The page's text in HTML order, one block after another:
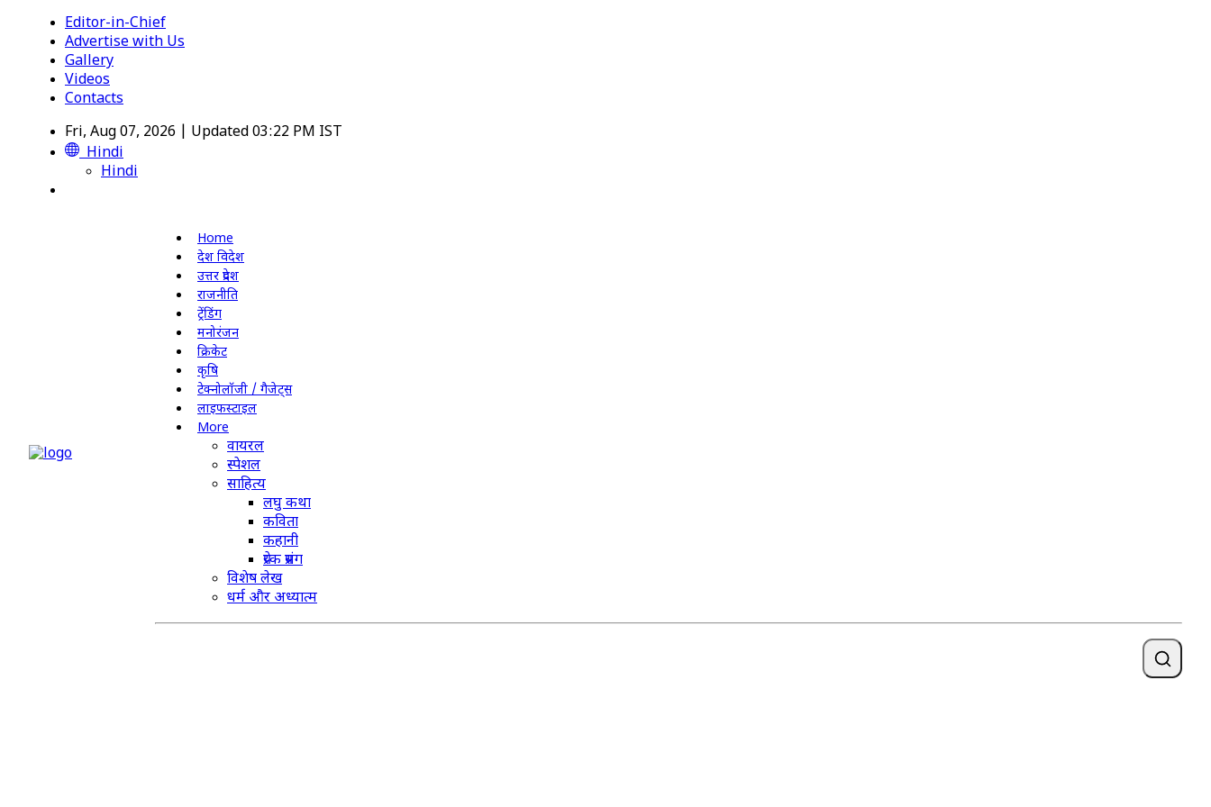
Editor-in-Chief
Advertise with Us
Gallery
Videos
Contacts
Fri, Aug 07, 2026 | Updated 03:22 PM IST
Hindi
Hindi
Home
देश विदेश
उत्तर प्रदेश
राजनीति
ट्रेंडिंग
मनोरंजन
क्रिकेट
कृषि
टेक्नोलॉजी / गैजेट्स
लाइफस्टाइल
More
वायरल
स्पेशल
साहित्य
लघु कथा
कविता
कहानी
प्रेरक प्रसंग
विशेष लेख
धर्म और अध्यात्म